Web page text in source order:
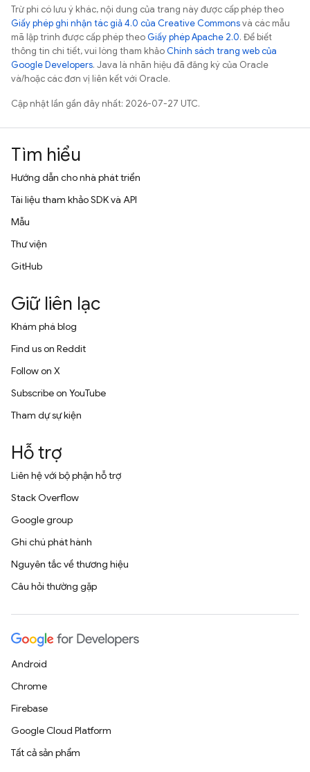
Trừ phi có lưu ý khác, nội dung của trang này được cấp phép theo
Giấy phép ghi nhận tác giả 4.0 của Creative Commonsvà các mẫu
mã lập trình được cấp phép theoGiấy phép Apache 2.0. Để biết
thông tin chi tiết, vui lòng tham khảoChính sách trang web của
Google Developers. Java là nhãn hiệu đã đăng ký của Oracle
và/hoặc các đơn vị liên kết với Oracle.
Cập nhật lần gần đây nhất: 2026-07-27 UTC.
Tìm hiểu
Hướng dẫn cho nhà phát triển
Tài liệu tham khảo SDK và API
Mẫu
Thư viện
GitHub
Giữ liên lạc
Khám phá blog
Find us on Reddit
Follow on X
Subscribe on YouTube
Tham dự sự kiện
Hỗ trợ
Liên hệ với bộ phận hỗ trợ
Stack Overflow
Google group
Ghi chú phát hành
Nguyên tắc về thương hiệu
Câu hỏi thường gặp
Android
Chrome
Firebase
Google Cloud Platform
Tất cả sản phẩm